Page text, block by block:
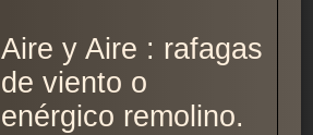
Aire y Aire : rafagas
de viento o
enérgico remolino.